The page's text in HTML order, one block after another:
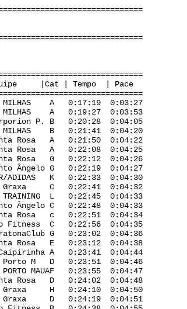
| Tempo | Pace
MILHAS A 0:17:19 0:03:27
15 MILHAS A 0:19:27 0:03:53
P. B 0:20:28 0:04:05
B 0:21:41 0:04:20
Rosa A 0:21:50 0:04:22
Rosa A 0:22:08 0:04:25
Rosa G 0:22:12 0:04:26
Ângelo G 0:22:19 0:04:27
ADIDAS K 0:22:33 0:04:30
Graxa C 0:22:41 0:04:32
TRAINING L 0:22:45 0:04:33
Santo Ângelo C 0:22:48 0:04:33
Santa Rosa c 0:22:51 0:04:34
Fitness C 0:22:56 0:04:35
G 0:23:02 0:04:36
Rosa E 0:23:12 0:04:38
A 0:23:41 0:04:44
M D 0:23:51 0:04:46
0:23:55 0:04:47
Rosa D 0:24:02 0:04:48
Graxa H 0:24:10 0:04:50
Graxa D 0:24:19 0:04:51